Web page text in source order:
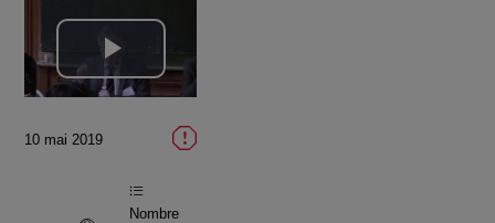
Lire
vidéo
10 mai 2019
Nombre